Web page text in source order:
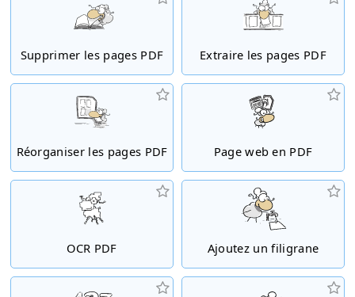
Supprimer les pages PDF Extraire les pages PDF
Réorganiser les pages PDF Page web en PDF
OCR PDF Ajoutez un filigrane